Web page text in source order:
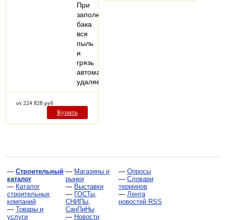
При
заполнении
бака
вся
пыль
и
грязь
автоматически
удаляется…
от 224 828 руб
Купить
— Строительный
каталог
— Каталог
строительных
компаний
— Товары и
услуги
— Магазины и
рынки
— Выставки
— ГОСТы,
СНИПы,
СанПиНы
— Новости
— Опросы
— Словари
терминов
— Лента
новостей RSS